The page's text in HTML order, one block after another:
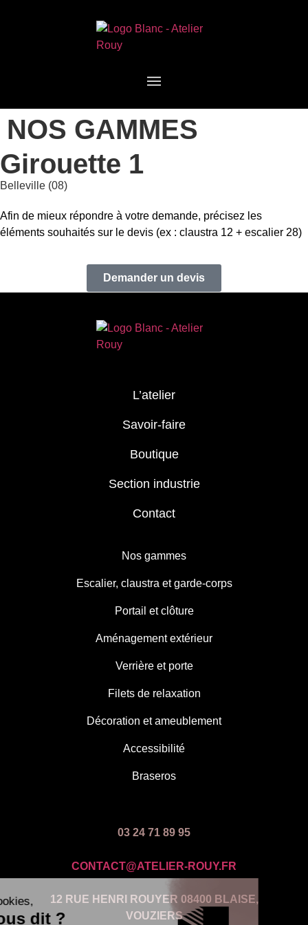
NOS GAMMES
Girouette 1
Belleville (08)
Afin de mieux répondre à votre demande, précisez les
éléments souhaités sur le devis (ex : claustra 12 + escalier 28)
Demander un devis
L’atelier
Savoir-faire
Boutique
Section industrie
Contact
Nos gammes
Escalier, claustra et garde-corps
Portail et clôture
Aménagement extérieur
Verrière et porte
Filets de relaxation
Décoration et ameublement
Accessibilité
Braseros
03 24 71 89 95
CONTACT@ATELIER-ROUY.FR
12 RUE HENRI ROUYER 08400 BLAISE,
VOUZIERS